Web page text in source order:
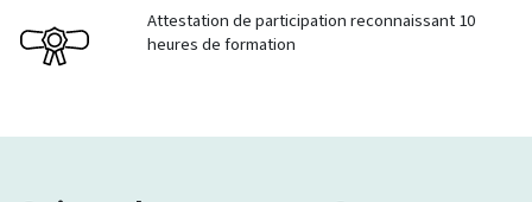
Attestation de participation reconnaissant 10
heures de formation